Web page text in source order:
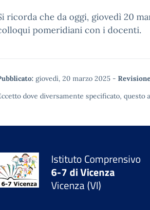
ricorda che da oggi, giovedì 20
pomeridiani con i docenti.
giovedì, 20 marzo 2025 -
dove diversamente specificato, questo
Istituto Comprensivo
6-7 di Vicenza
Vicenza (VI)